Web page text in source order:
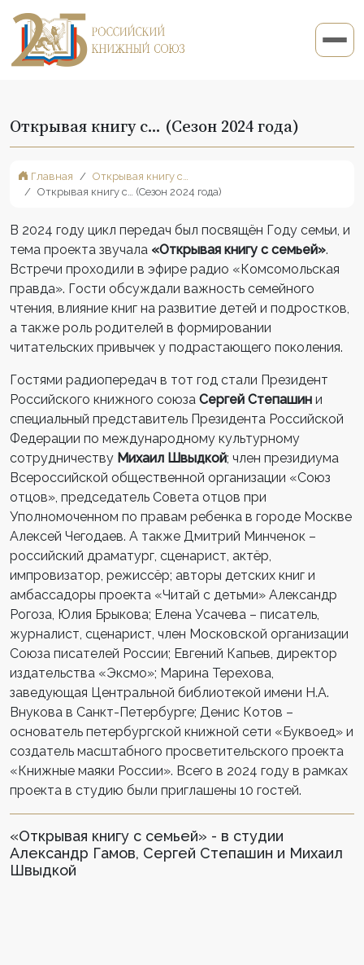
Открывая книгу с… (Сезон 2024 года)
Главная
Открывая книгу с…
Открывая книгу с… (Сезон 2024 года)
В 2024 году цикл передач был посвящён Году семьи, и
тема проекта звучала «Открывая книгу с семьей».
Встречи проходили в эфире радио «Комсомольская
правда». Гости обсуждали важность семейного
чтения, влияние книг на развитие детей и подростков,
а также роль родителей в формировании
читательских привычек у подрастающего поколения.
Гостями радиопередач в тот год стали Президент
Российского книжного союза Сергей Степашин и
специальный представитель Президента Российской
Федерации по международному культурному
сотрудничеству Михаил Швыдкой; член президиума
Всероссийской общественной организации «Союз
отцов», председатель Совета отцов при
Уполномоченном по правам ребенка в городе Москве
Алексей Чегодаев. А также Дмитрий Минченок –
российский драматург, сценарист, актёр,
импровизатор, режиссёр; авторы детских книг и
амбассадоры проекта «Читай с детьми» Александр
Рогоза, Юлия Брыкова; Елена Усачева – писатель,
журналист, сценарист, член Московской организации
Союза писателей России; Евгений Капьев, директор
издательства «Эксмо»; Марина Терехова,
заведующая Центральной библиотекой имени Н.А.
Внукова в Санкт-Петербурге; Денис Котов –
основатель петербургской книжной сети «Буквоед» и
создатель масштабного просветительского проекта
«Книжные маяки России». Всего в 2024 году в рамках
проекта в студию были приглашены 10 гостей.
«Открывая книгу с семьей» - в студии
Александр Гамов, Сергей Степашин и Михаил
Швыдкой